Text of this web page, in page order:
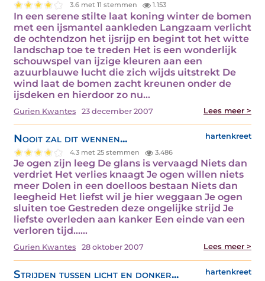
3.6 met 11 stemmen 1.153
In een serene stilte laat koning winter de bomen
met een ijsmantel aankleden Langzaam verlicht
de ochtendzon het ijsrijp en begint tot het witte
landschap toe te treden Het is een wonderlijk
schouwspel van ijzige kleuren aan een
azuurblauwe lucht die zich wijds uitstrekt De
wind laat de bomen zacht kreunen onder de
ijsdeken en hierdoor zo nu…
Gurien Kwantes 23 december 2007 Lees meer >
Nooit zal dit wennen... hartenkreet
4.3 met 25 stemmen 3.486
Je ogen zijn leeg De glans is vervaagd Niets dan
verdriet Het verlies knaagt Je ogen willen niets
meer Dolen in een doelloos bestaan Niets dan
leegheid Het liefst wil je hier weggaan Je ogen
sluiten toe Gestreden deze ongelijke strijd Je
liefste overleden aan kanker Een einde van een
verloren tijd……
Gurien Kwantes 28 oktober 2007 Lees meer >
Strijden tussen licht en donker... hartenkreet